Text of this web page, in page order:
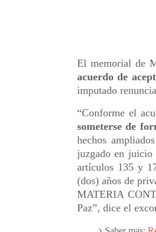
El memorial de
acuerdo de
imputado
“Conforme el
someterse de
hechos
juzgado en juicio
artículos 135 y
(dos) años de
MATERIA
Paz”, dice el